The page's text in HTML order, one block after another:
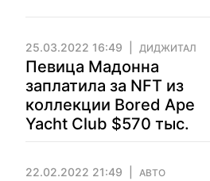
25.03.2022 16:49 ДИДЖИТАЛ
Певица Мадонна
заплатила за NFT из
коллекции Bored Ape
Yacht Club $570 тыс.
22.02.2022 21:49 АВТО